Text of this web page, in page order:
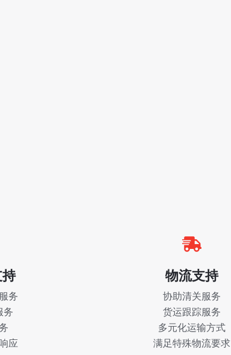
务
务
应
物流支持
协助清关服务
货运跟踪服务
多元化运输方式
满足特殊物流要求